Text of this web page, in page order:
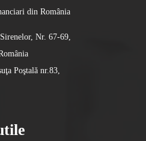
din România
Nr. 67-69,
Poştală nr.83,